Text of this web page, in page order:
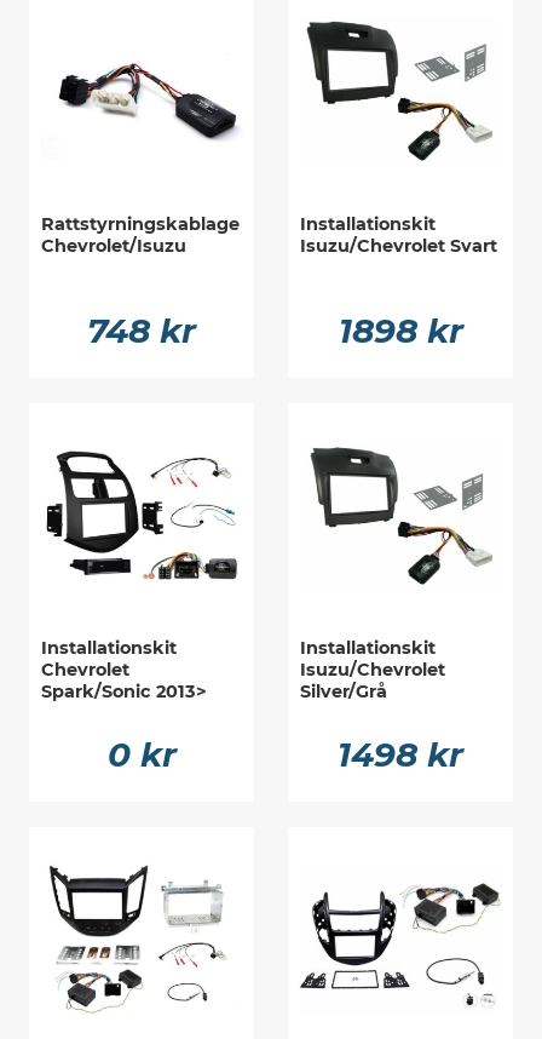
Rattstyrningskablage
Chevrolet/Isuzu
748 kr
Installationskit
Isuzu/Chevrolet Svart
1898 kr
Installationskit
Chevrolet
Spark/Sonic 2013>
0 kr
Installationskit
Isuzu/Chevrolet
Silver/Grå
1498 kr